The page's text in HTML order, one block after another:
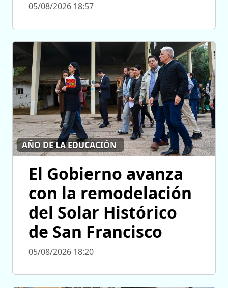
05/08/2026 18:57
AÑO DE LA EDUCACIÓN
El Gobierno avanza
con la remodelación
del Solar Histórico
de San Francisco
05/08/2026 18:20